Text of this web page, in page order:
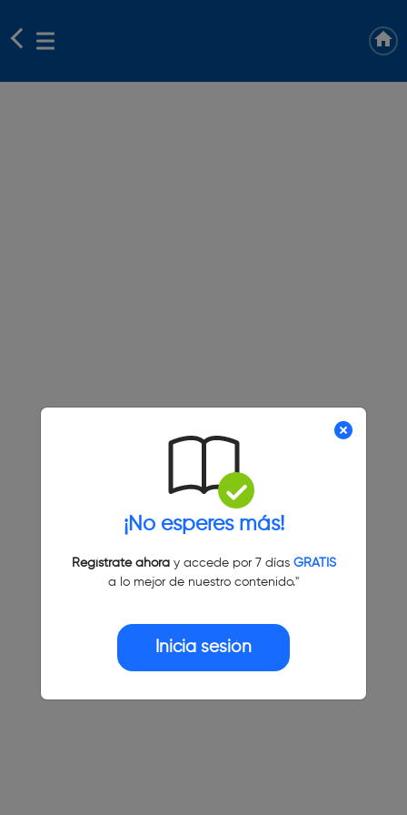
¡No esperes más!
Regístrate ahoray accede por 7 días GRATIS
a lo mejor de nuestro contenido."
Inicia sesión